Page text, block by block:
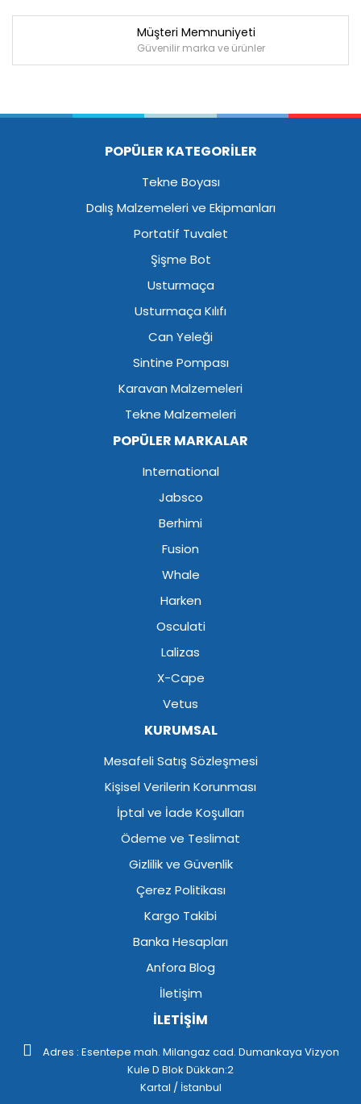
Müşteri Memnuniyeti
Güvenilir marka ve ürünler
POPÜLER KATEGORİLER
Tekne Boyası
Dalış Malzemeleri ve Ekipmanları
Portatif Tuvalet
Şişme Bot
Usturmaça
Usturmaça Kılıfı
Can Yeleği
Sintine Pompası
Karavan Malzemeleri
Tekne Malzemeleri
POPÜLER MARKALAR
International
Jabsco
Berhimi
Fusion
Whale
Harken
Osculati
Lalizas
X-Cape
Vetus
KURUMSAL
Mesafeli Satış Sözleşmesi
Kişisel Verilerin Korunması
İptal ve İade Koşulları
Ödeme ve Teslimat
Gizlilik ve Güvenlik
Çerez Politikası
Kargo Takibi
Banka Hesapları
Anfora Blog
İletişim
İLETİŞİM
Adres : Esentepe mah. Milangaz cad. Dumankaya Vizyon
Kule D Blok Dükkan:2
Kartal / İstanbul